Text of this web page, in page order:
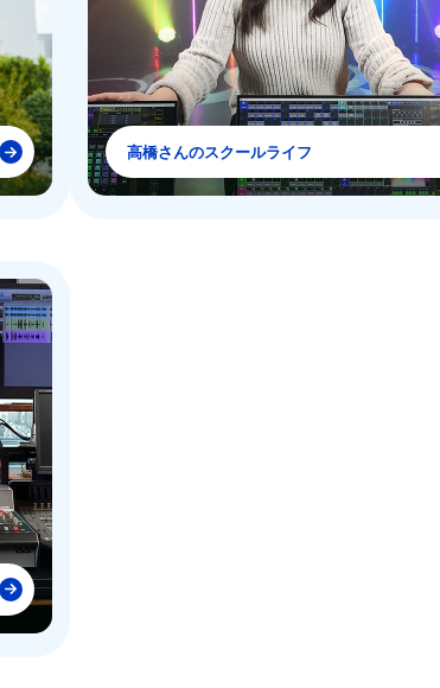
高橋さんのスクールライフ